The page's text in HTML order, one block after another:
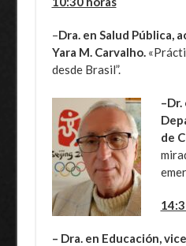
–Dra. en Salud Pública,
Yara M. Carvalho.
desde Brasil”.
–
de
– Dra. en Educación,